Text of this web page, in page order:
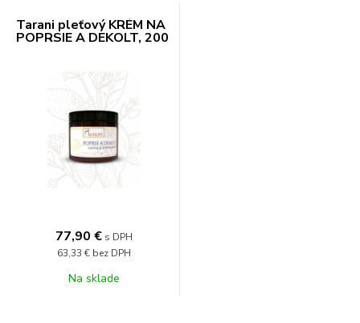
Tarani pleťový KRÉM NA
POPRSIE A DEKOLT, 200
77,90 € s DPH
63,33 € bez DPH
Na sklade